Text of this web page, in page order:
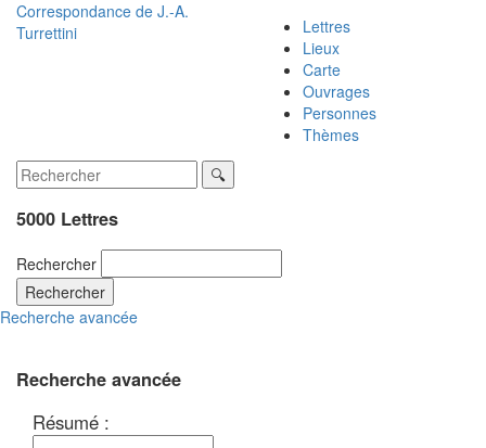
Correspondance de J.-A.
Turrettini
Lettres
Lieux
Carte
Ouvrages
Personnes
Thèmes
5000 Lettres
Rechercher
Rechercher
Recherche avancée
Recherche avancée
Résumé :